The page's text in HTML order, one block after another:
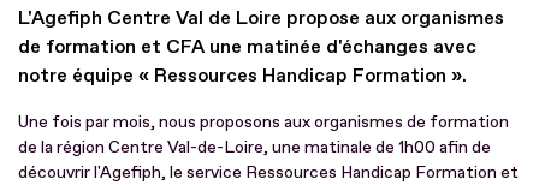
L'Agefiph Centre Val de Loire propose aux organismes
de formation et CFA une matinée d'échanges avec
notre équipe « Ressources Handicap Formation ».
Une fois par mois, nous proposons aux organismes de formation
de la région Centre Val-de-Loire, une matinale de 1h00 afin de
découvrir l'Agefiph, le service Ressources Handicap Formation et